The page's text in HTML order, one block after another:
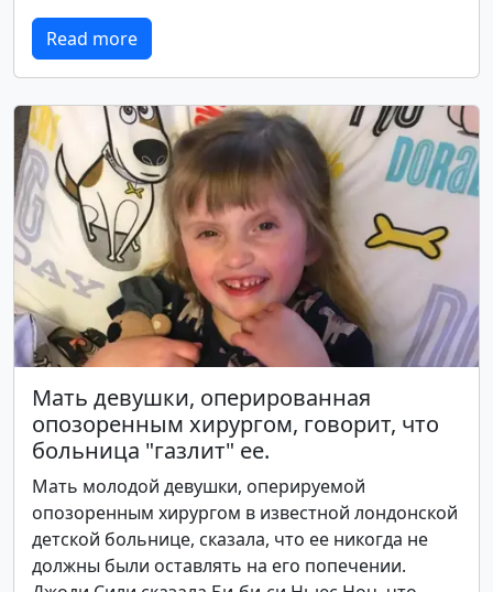
Read more
Мать девушки, оперированная
опозоренным хирургом, говорит, что
больница "газлит" ее.
Мать молодой девушки, оперируемой
опозоренным хирургом в известной лондонской
детской больнице, сказала, что ее никогда не
должны были оставлять на его попечении.